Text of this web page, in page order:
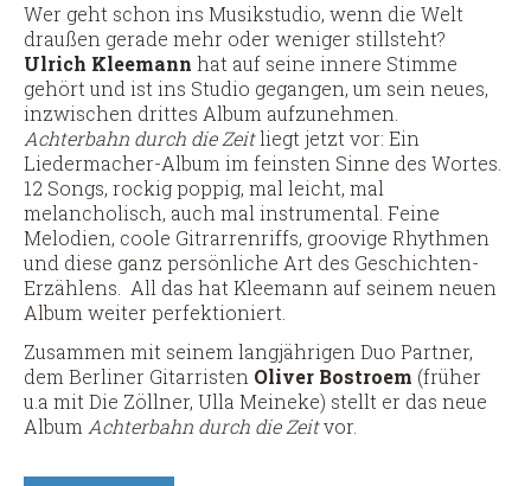
Wer geht schon ins Musikstudio, wenn die Welt
draußen gerade mehr oder weniger stillsteht?
Ulrich Kleemann hat auf seine innere Stimme
gehört und ist ins Studio gegangen, um sein neues,
inzwischen drittes Album aufzunehmen.
Achterbahn durch die Zeitliegt jetzt vor: Ein
Liedermacher-Album im feinsten Sinne des Wortes.
12 Songs, rockig poppig, mal leicht, mal
melancholisch, auch mal instrumental. Feine
Melodien, coole Gitrarrenriffs, groovige Rhythmen
und diese ganz persönliche Art des Geschichten-
Erzählens. All das hat Kleemann auf seinem neuen
Album weiter perfektioniert.
Zusammen mit seinem langjährigen Duo Partner,
dem Berliner Gitarristen Oliver Bostroem (früher
u.a mit Die Zöllner, Ulla Meineke) stellt er das neue
Album Achterbahn durch die Zeitvor.